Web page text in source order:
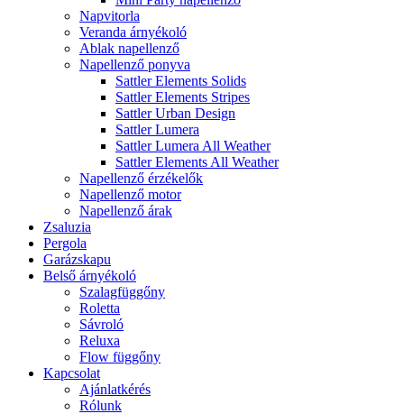
Napvitorla
Veranda árnyékoló
Ablak napellenző
Napellenző ponyva
Sattler Elements Solids
Sattler Elements Stripes
Sattler Urban Design
Sattler Lumera
Sattler Lumera All Weather
Sattler Elements All Weather
Napellenző érzékelők
Napellenző motor
Napellenző árak
Zsaluzia
Pergola
Garázskapu
Belső árnyékoló
Szalagfüggőny
Roletta
Sávroló
Reluxa
Flow függőny
Kapcsolat
Ajánlatkérés
Rólunk